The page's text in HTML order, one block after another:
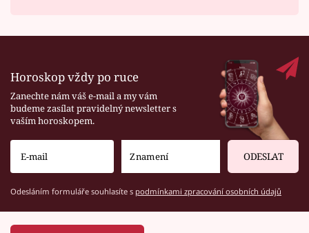
Horoskop vždy po ruce
Zanechte nám váš e-mail a my vám
budeme zasílat pravidelný newsletter s
vaším horoskopem.
ODESLAT
Odesláním formuláře souhlasíte s podmínkami zpracování osobních údajů